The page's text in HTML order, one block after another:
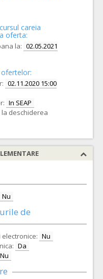
careia
oferta:
la: 02.05.2021
ofertelor:
02.11.2020 15:00
In SEAP
deschiderea
Nu
de
Nu
Da
Nu